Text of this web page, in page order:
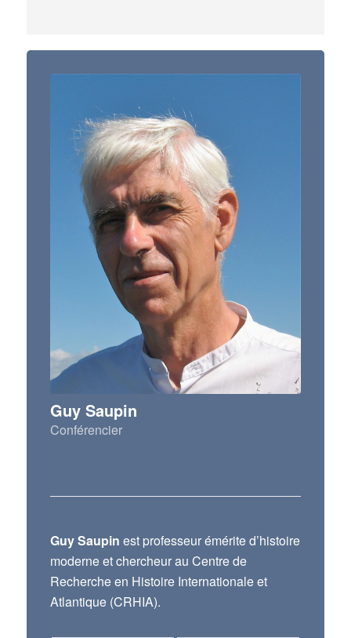
Guy Saupin
Conférencier
Guy Saupin est professeur émérite d’histoire
moderne et chercheur au Centre de
Recherche en Histoire Internationale et
Atlantique (CRHIA).